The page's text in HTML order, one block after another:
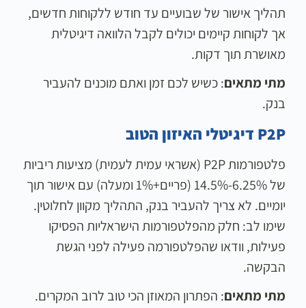
תהליך אישור של שבועיים עד חודש ללקוחות חדשים,
אך לקוחות קיימים יכולים לקבל הלוואה דיגיטלית
מאושרת תוך דקות.
מתי מתאים: כשיש לכם זמן ואתם מוכנים להעביר
בנק.
P2P דיגיטלי האיזון הטוב
פלטפורמות P2P (אשראי עמית לעמית) מציעות ריביות
של 6.25%-14.5% (פריים+1% ומעלה) עם אישור תוך
יומיים. לא צריך להעביר בנק, התהליך מקוון לחלוטין.
שימו לב: חלק מהפלטפורמות הישראליות הפסיקו
פעילות, וודאו שהפלטפורמה פעילה לפני הגשת
הבקשה.
מתי מתאים: הפתרון המאוזן הכי טוב לרוב המקרים.